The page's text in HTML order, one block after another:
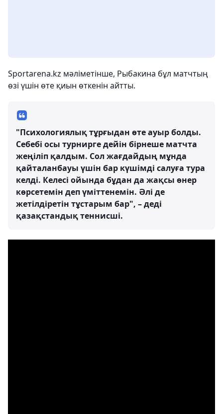
Sportarena.kz мәліметінше, Рыбакина бұл матчтың
өзі үшін өте қиын өткенін айтты.
"Психологиялық тұрғыдан өте ауыр болды.
Себебі осы турнирге дейін бірнеше матчта
жеңіліп қалдым. Сол жағдайдың мұнда
қайталанбауы үшін бар күшімді салуға тура
келді. Келесі ойында бұдан да жақсы өнер
көрсетемін деп үміттенемін. Әлі де
жетілдіретін тұстарым бар", – деді
қазақстандық теннисші.